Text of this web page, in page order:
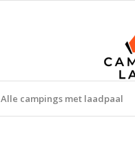
Alle campings met laadpaal